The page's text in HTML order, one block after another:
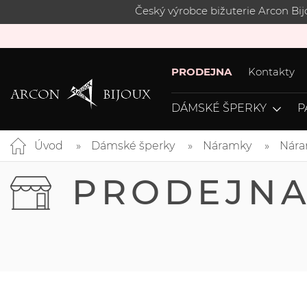
Český výrobce bižuterie Arcon
PRODEJNA Kontakty
DÁMSKÉ ŠPERKY
Úvod Dámské šperky Náramky